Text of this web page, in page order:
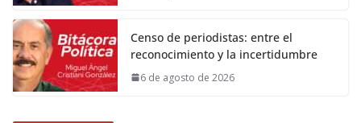
Censo de periodistas: entre el
reconocimiento y la incertidumbre
6 de agosto de 2026